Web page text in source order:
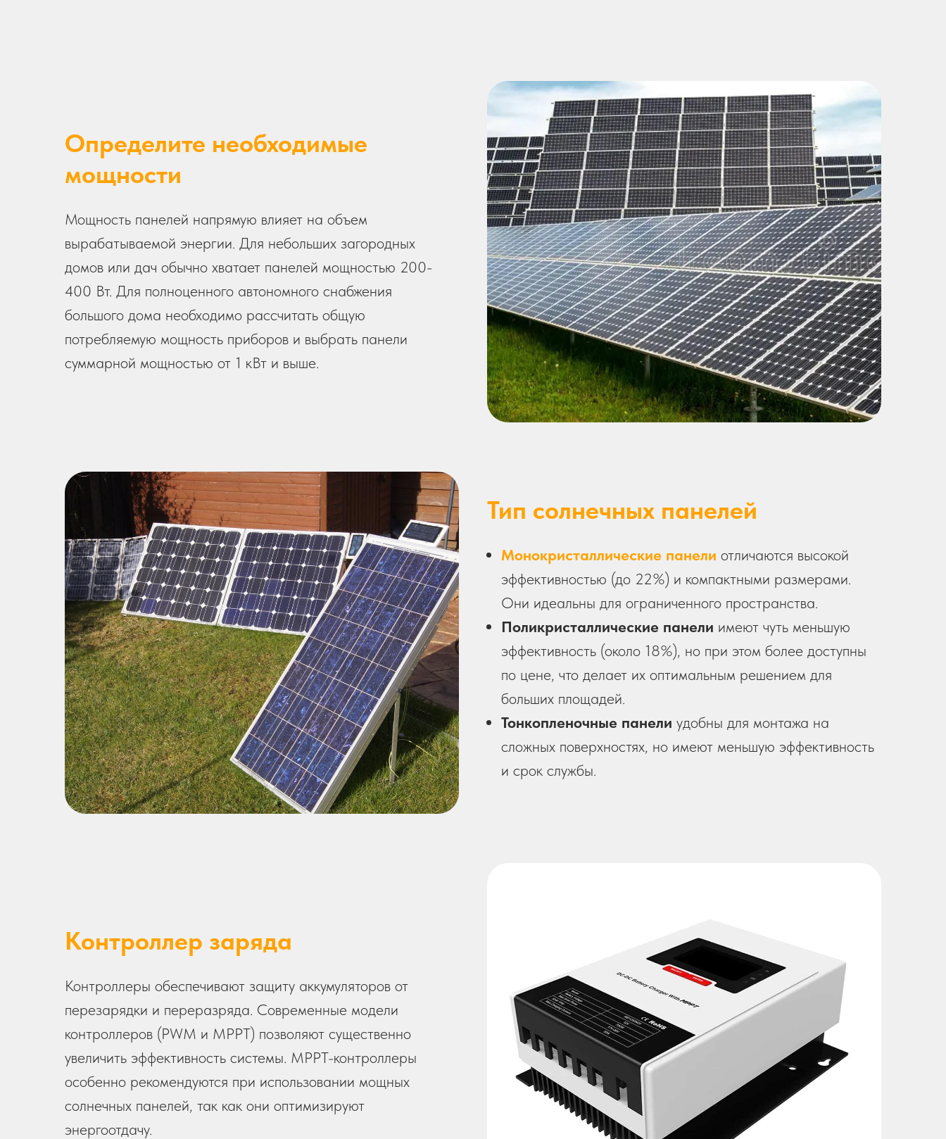
Определите необходимые
мощности
Мощность панелей напрямую влияет на объем
вырабатываемой энергии. Для небольших загородных
домов или дач обычно хватает панелей мощностью 200-
400 Вт. Для полноценного автономного снабжения
большого дома необходимо рассчитать общую
потребляемую мощность приборов и выбрать панели
суммарной мощностью от 1 кВт и выше.
Тип солнечных панелей
Монокристаллические панели отличаются высокой
эффективностью (до 22%) и компактными размерами.
Они идеальны для ограниченного пространства.
Поликристаллические панели имеют чуть меньшую
эффективность (около 18%), но при этом более доступны
по цене, что делает их оптимальным решением для
больших площадей.
Тонкопленочные панели удобны для монтажа на
сложных поверхностях, но имеют меньшую эффективность
и срок службы.
Контроллер заряда
Контроллеры обеспечивают защиту аккумуляторов от
перезарядки и переразряда. Современные модели
контроллеров (PWM и MPPT) позволяют существенно
увеличить эффективность системы. MPPT-контроллеры
особенно рекомендуются при использовании мощных
солнечных панелей, так как они оптимизируют
энергоотдачу.